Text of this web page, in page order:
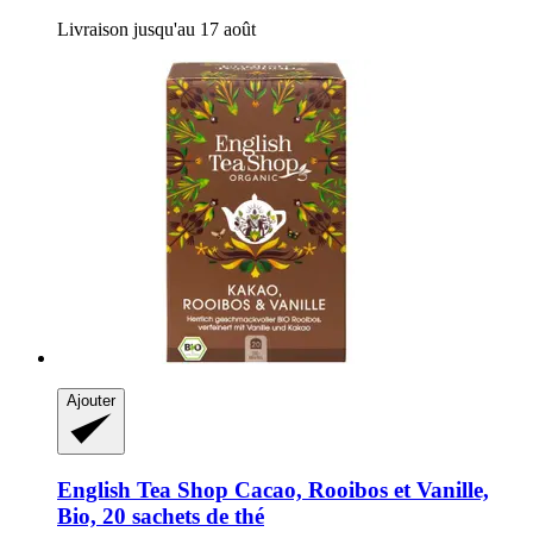
Livraison jusqu'au 17 août
Ajouter
English Tea Shop Cacao, Rooibos et Vanille,
Bio, 20 sachets de thé